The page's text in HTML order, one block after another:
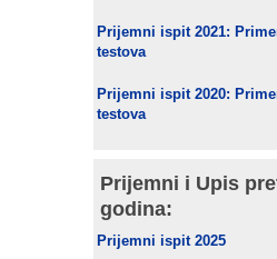
Prijemni ispit 2021:
testova
Prijemni ispit 2020:
testova
Prijemni i Upis
godina:
Prijemni ispit 2025